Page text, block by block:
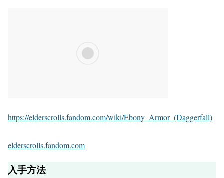
https://elderscrolls.fandom.com/wiki/Ebony_Armor_(Daggerfall)
elderscrolls.fandom.com
入手方法